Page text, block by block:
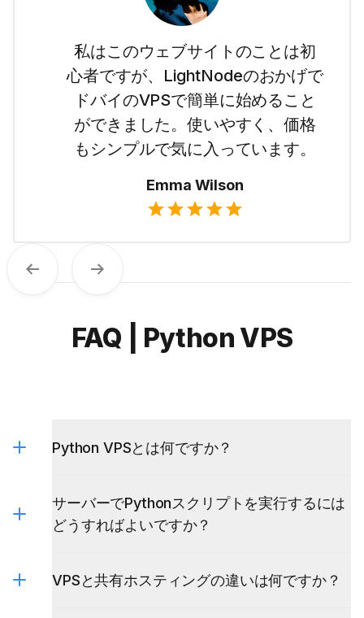
私はこのウェブサイトのことは初
心者ですが、LightNodeのおかげで
ドバイのVPSで簡単に始めること
ができました。使いやすく、価格
もシンプルで気に入っています。
Emma Wilson
Previous Next
FAQ | Python VPS
Python VPSとは何ですか？
サーバーでPythonスクリプトを実行するには
どうすればよいですか？
VPSと共有ホスティングの違いは何ですか？